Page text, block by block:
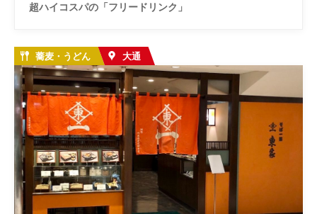
超ハイコスパの「フリードリンク」
蕎麦・うどん 大通